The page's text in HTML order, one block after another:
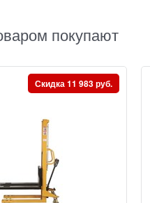
покупают
Скидка 11 983 руб.